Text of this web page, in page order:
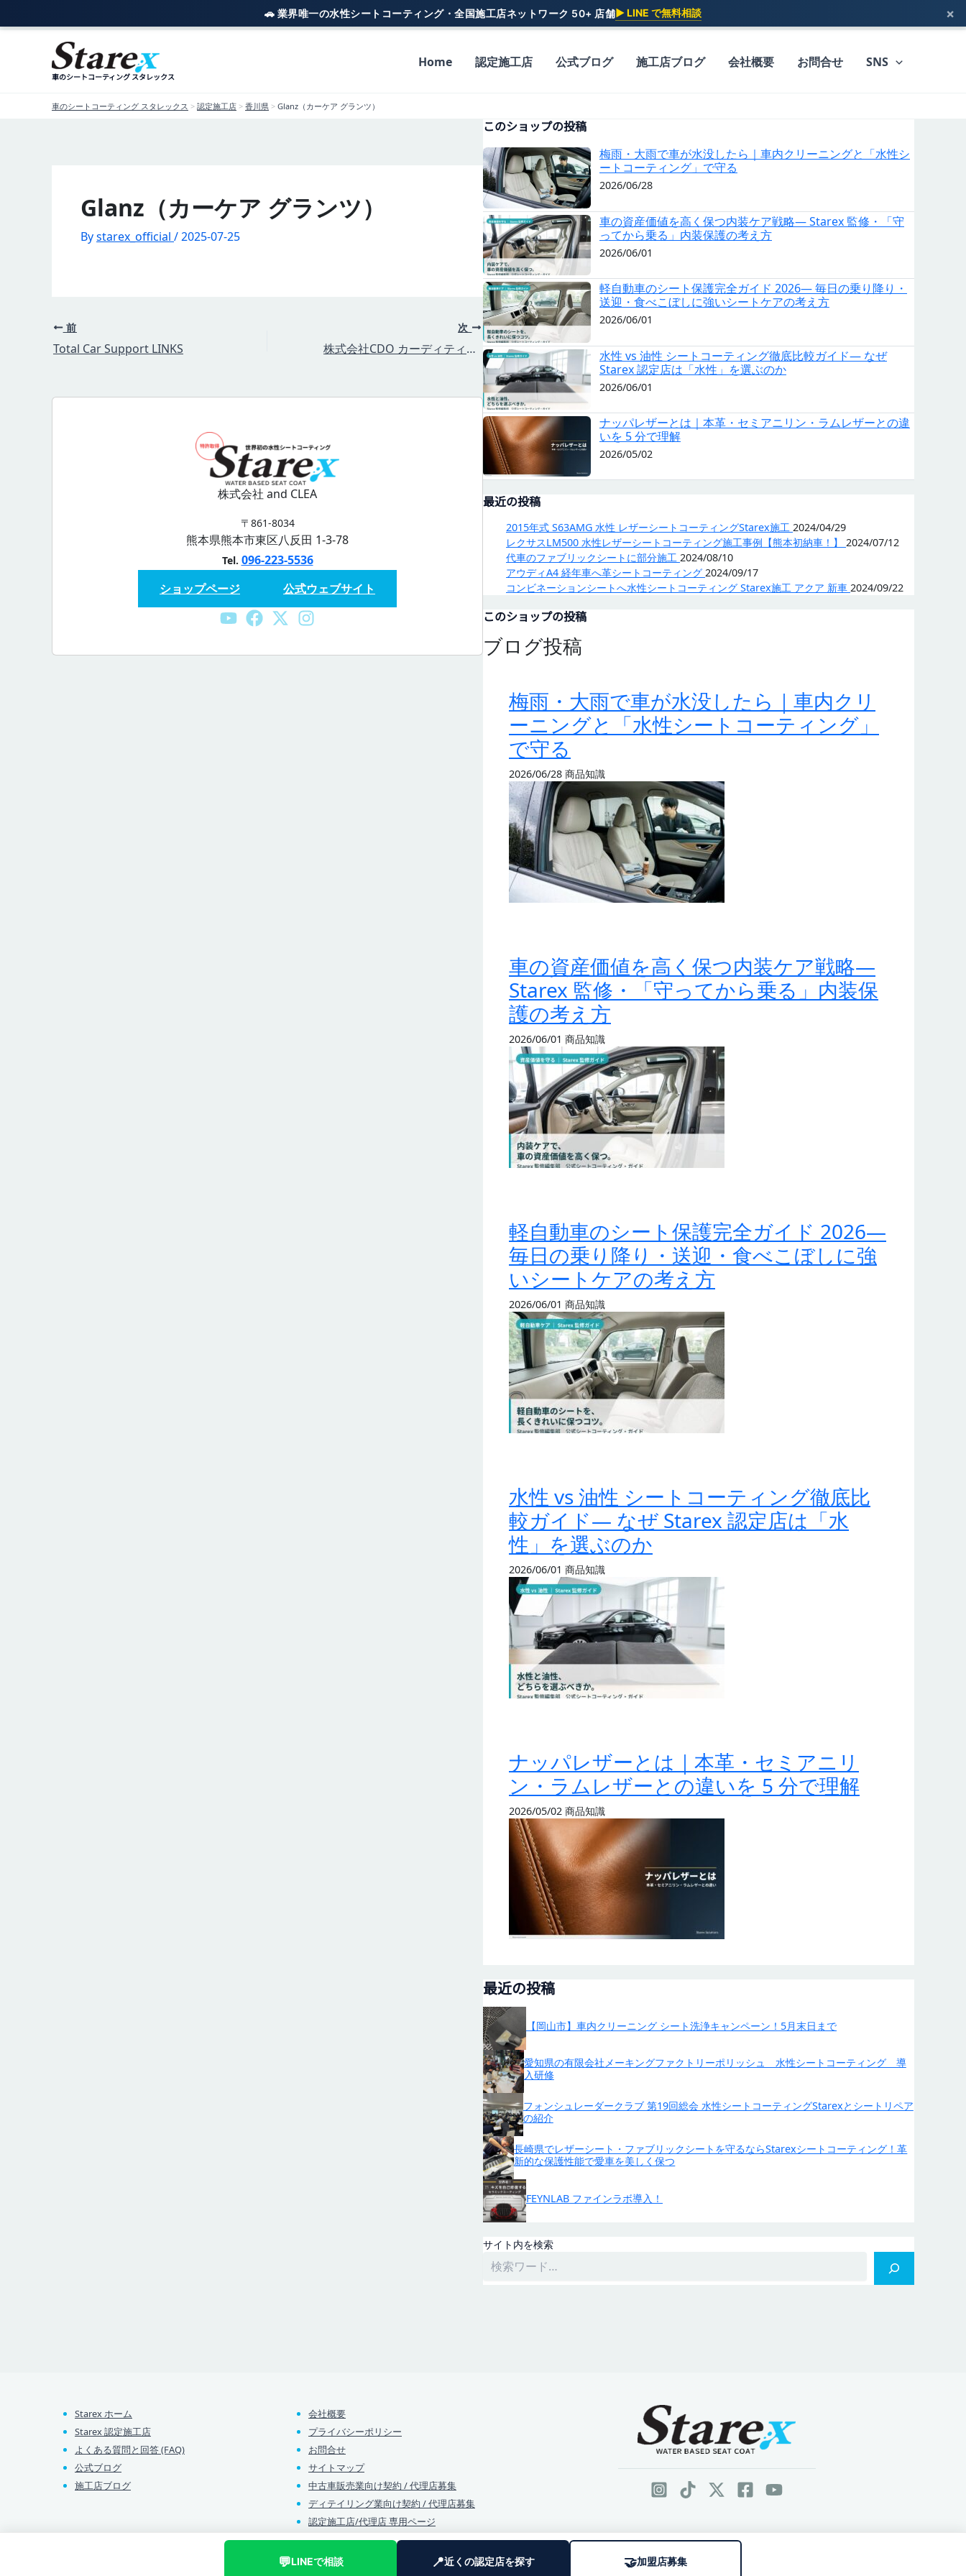
🚗 業界唯一の水性シートコーティング・全国施工店ネットワーク 50+ 店舗▶ LINE で無料相談 ×
車のシートコーティング スタレックス
Home 認定施工店 公式ブログ 施工店ブログ 会社概要 お問合せ SNS
車のシートコーティング スタレックス > 認定施工店 > 香川県 > Glanz（カーケア グランツ）
Glanz（カーケア グランツ）
Bystarex_official /2025-07-25
前
Total Car Support LINKS
次
株式会社CDO カーディティリング沖縄
株式会社 and CLEA
〒861-8034
熊本県熊本市東区八反田 1-3-78
Tel. 096-223-5536
ショップページ
公式ウェブサイト
このショップの投稿
梅雨・大雨で車が水没したら｜車内クリーニングと「水性シ
ートコーティング」で守る
2026/06/28
車の資産価値を高く保つ内装ケア戦略— Starex 監修・「守
ってから乗る」内装保護の考え方
2026/06/01
軽自動車のシート保護完全ガイド 2026— 毎日の乗り降り・
送迎・食べこぼしに強いシートケアの考え方
2026/06/01
水性 vs 油性 シートコーティング徹底比較ガイド— なぜ
Starex 認定店は「水性」を選ぶのか
2026/06/01
ナッパレザーとは｜本革・セミアニリン・ラムレザーとの違
いを 5 分で理解
2026/05/02
最近の投稿
2015年式 S63AMG 水性 レザーシートコーティングStarex施工 2024/04/29
レクサスLM500 水性レザーシートコーティング施工事例【熊本初納車！】 2024/07/12
代車のファブリックシートに部分施工 2024/08/10
アウディA4 経年車へ革シートコーティング 2024/09/17
コンビネーションシートへ水性シートコーティング Starex施工 アクア 新車 2024/09/22
このショップの投稿
ブログ投稿
梅雨・大雨で車が水没したら｜車内クリ
ーニングと「水性シートコーティング」
で守る
2026/06/28 商品知識
車の資産価値を高く保つ内装ケア戦略—
Starex 監修・「守ってから乗る」内装保
護の考え方
2026/06/01 商品知識
軽自動車のシート保護完全ガイド 2026—
毎日の乗り降り・送迎・食べこぼしに強
いシートケアの考え方
2026/06/01 商品知識
水性 vs 油性 シートコーティング徹底比
較ガイド— なぜ Starex 認定店は「水
性」を選ぶのか
2026/06/01 商品知識
ナッパレザーとは｜本革・セミアニリ
ン・ラムレザーとの違いを 5 分で理解
2026/05/02 商品知識
最近の投稿
【岡山市】車内クリーニング シート洗浄キャンペーン！5月末日まで
愛知県の有限会社メーキングファクトリーポリッシュ 水性シートコーティング 導
入研修
フォンシュレーダークラブ 第19回総会 水性シートコーティングStarexとシートリペア
の紹介
長崎県でレザーシート・ファブリックシートを守るならStarexシートコーティング！革
新的な保護性能で愛車を美しく保つ
FEYNLAB ファインラボ導入！
サイト内を検索
Starex ホーム
Starex 認定施工店
よくある質問と回答 (FAQ)
公式ブログ
施工店ブログ
会社概要
プライバシーポリシー
お問合せ
サイトマップ
中古車販売業向け契約 / 代理店募集
ディテイリング業向け契約 / 代理店募集
認定施工店/代理店 専用ページ
💬LINEで相談 📍近くの認定店を探す 🤝加盟店募集